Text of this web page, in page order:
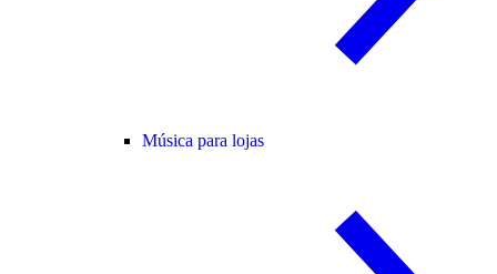
Música para lojas